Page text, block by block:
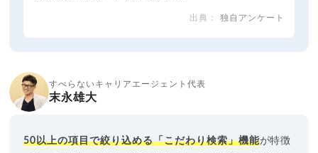
独自アンケート
すべらないキャリアエージェント代表
末永雄大
50以上の項目で絞り込める「こだわり検索」機能が特徴